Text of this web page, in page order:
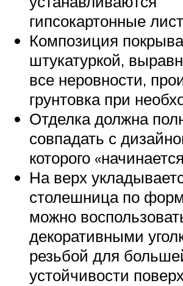
гипсокартонные
Композиция
штукатуркой,
все неровности,
грунтовка при
Отделка должна
совпадать с
которого
На верх
столешница по
можно
декоративными
резьбой для
устойчивости